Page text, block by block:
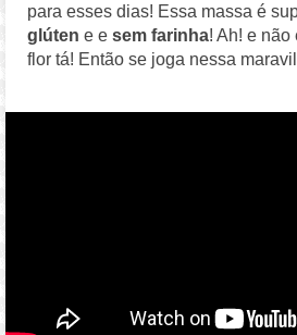
para esses dias! Essa massa é
glúten e esem farinha! Ah! e
flor tá! Então se joga nessa